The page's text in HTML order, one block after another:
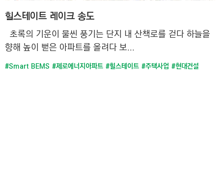
힐스테이트 레이크 송도
향해 높이 뻗은 아파트를 올려다 보...
#Smart BEMS #제로에너지아파트 #힐스테이트 #주택사업 #현대건설